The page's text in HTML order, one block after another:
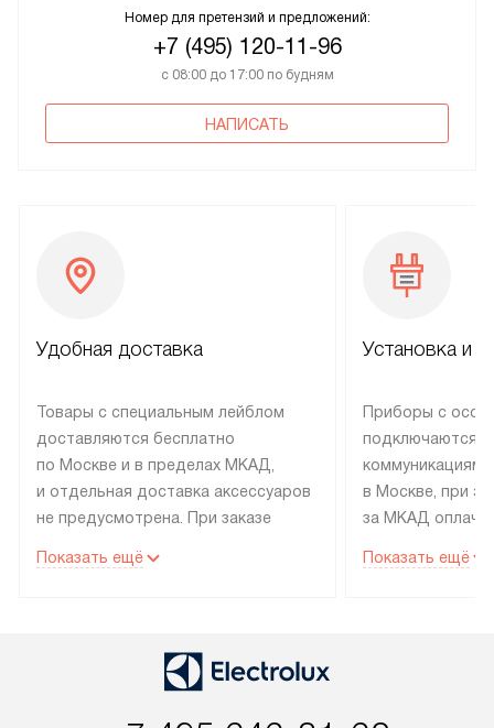
Номер для претензий и предложений:
+7 (495) 120-11-96
с 08:00 до 17:00 по будням
НАПИСАТЬ
Удобная доставка
Товары с специальным лейблом
доставляются бесплатно
по Москве и в пределах МКАД,
и отдельная доставка аксессуаров
не предусмотрена. При заказе
рекомендуем обсудить
со статусом «В наличии» могут
быть отправлены покупателю
Показать ещё
Установка и
Приборы с
подключаются к
коммуникациям
в Москве, при
за МКАД
партнера
Показать ещё